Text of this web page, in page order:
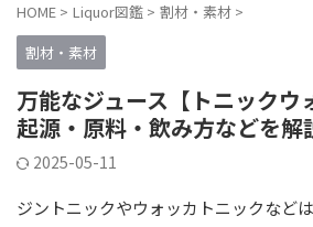
HOME > Liquor図鑑 > 割材・素材 >
割材・素材
万能なジュース【トニックウ
起源・原料・飲み方などを解
2025-05-11
ジントニックやウォッカトニックなど